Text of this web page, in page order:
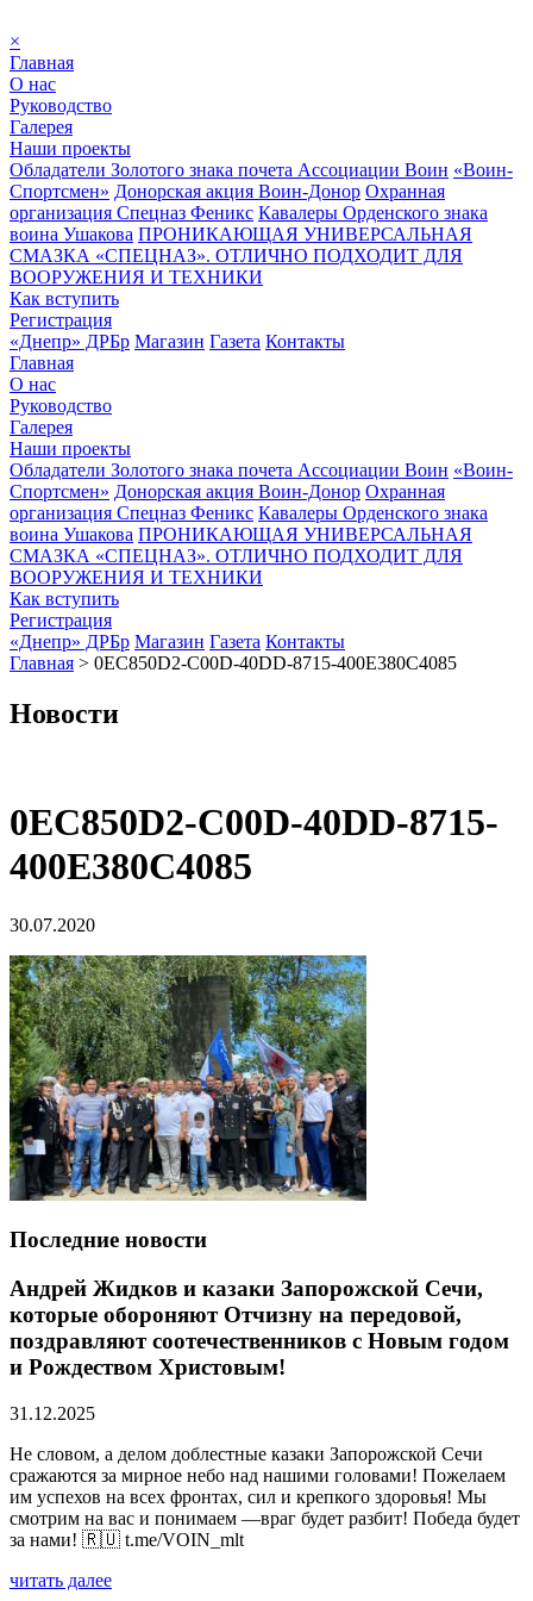
×
Главная
О нас
Руководство
Галерея
Наши проекты
Обладатели Золотого знака почета Ассоциации Воин «Воин-
Спортсмен» Донорская акция Воин-Донор Охранная
организация Спецназ Феникс Кавалеры Орденского знака
воина Ушакова ПРОНИКАЮЩАЯ УНИВЕРСАЛЬНАЯ
СМАЗКА «СПЕЦНАЗ». ОТЛИЧНО ПОДХОДИТ ДЛЯ
ВООРУЖЕНИЯ И ТЕХНИКИ
Как вступить
Регистрация
«Днепр» ДРБр Магазин Газета Контакты
Главная
О нас
Руководство
Галерея
Наши проекты
Обладатели Золотого знака почета Ассоциации Воин «Воин-
Спортсмен» Донорская акция Воин-Донор Охранная
организация Спецназ Феникс Кавалеры Орденского знака
воина Ушакова ПРОНИКАЮЩАЯ УНИВЕРСАЛЬНАЯ
СМАЗКА «СПЕЦНАЗ». ОТЛИЧНО ПОДХОДИТ ДЛЯ
ВООРУЖЕНИЯ И ТЕХНИКИ
Как вступить
Регистрация
«Днепр» ДРБр Магазин Газета Контакты
Главная > 0EC850D2-C00D-40DD-8715-400E380C4085
Новости
0EC850D2-C00D-40DD-8715-
400E380C4085
30.07.2020
Последние новости
Андрей Жидков и казаки Запорожской Сечи,
которые обороняют Отчизну на передовой,
поздравляют соотечественников с Новым годом
и Рождеством Христовым!
31.12.2025
Не словом, а делом доблестные казаки Запорожской Сечи
сражаются за мирное небо над нашими головами! Пожелаем
им успехов на всех фронтах, сил и крепкого здоровья! Мы
смотрим на вас и понимаем —враг будет разбит! Победа будет
за нами! 🇷🇺 t.me/VOIN_mlt
читать далее